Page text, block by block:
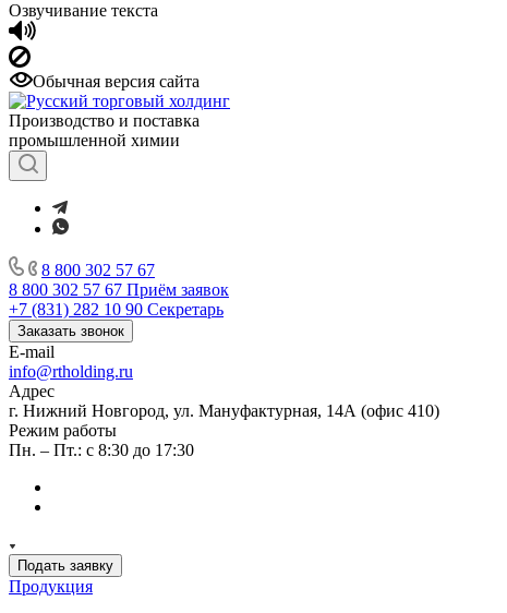
Озвучивание текста
Обычная версия сайта
Производство и поставка
промышленной химии
8 800 302 57 67
8 800 302 57 67 Приём заявок
+7 (831) 282 10 90 Секретарь
Заказать звонок
E-mail
info@rtholding.ru
Адрес
г. Нижний Новгород, ул. Мануфактурная, 14А (офис 410)
Режим работы
Пн. – Пт.: с 8:30 до 17:30
Подать заявку
Продукция